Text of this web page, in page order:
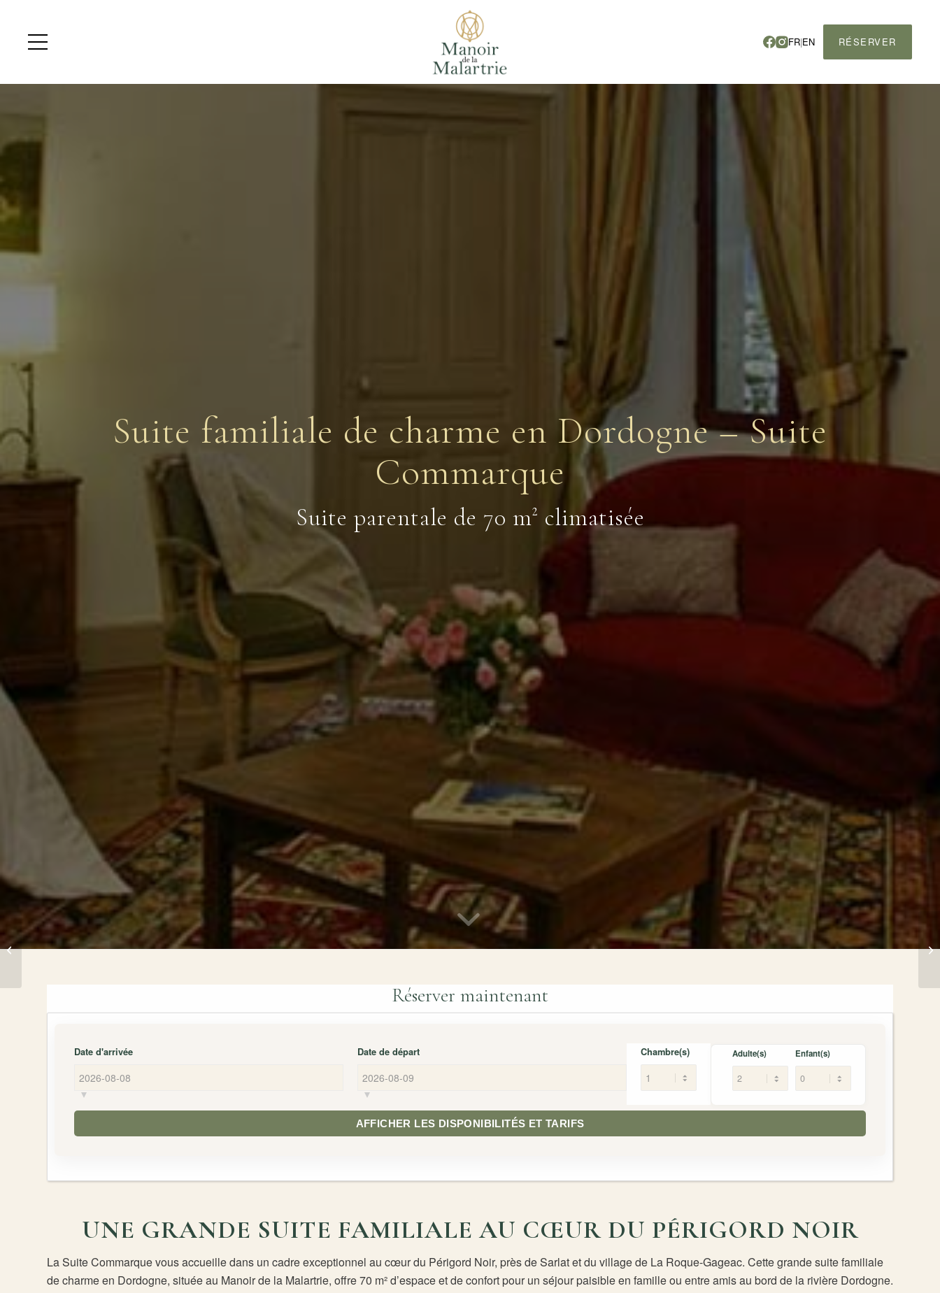
Suite familiale de charme en Dordogne – Suite
Commarque
Composée de deux chambres communicantes
Réserver maintenant
Date d'arrivée Date de départ Chambre(s) Adulte(s) Enfant(s)
AFFICHER LES DISPONIBILITÉS ET TARIFS
UNE GRANDE SUITE FAMILIALE AU CŒUR DU PÉRIGORD NOIR
La Suite Commarque vous accueille dans un cadre exceptionnel au cœur du Périgord Noir, près de Sarlat et du village de La Roque-Gageac. Cette grande suite familiale
de charme en Dordogne, située au Manoir de la Malartrie, offre 70 m² d’espace et de confort pour un séjour paisible en famille ou entre amis au bord de la rivière Dordogne.
La chambre
FR|EN RÉSERVER